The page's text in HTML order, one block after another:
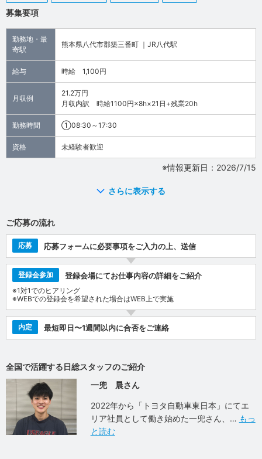
募集要項
勤務地・最
寄駅
熊本県八代市郡築三番町 ｜JR八代駅
給与 時給 1,100円
月収例
21.2万円
月収内訳 時給1100円×8h×21日+残業20h
勤務時間 ①08:30～17:30
資格 未経験者歓迎
※情報更新日：2026/7/15
さらに表示する
ご応募の流れ
応募 応募フォームに必要事項をご入力の上、送信
登録会参加 登録会場にてお仕事内容の詳細をご紹介
※1対1でのヒアリング
※WEBでの登録会を希望された場合はWEB上で実施
内定 最短即日〜1週間以内に合否をご連絡
全国で活躍する日総スタッフのご紹介
一兜 晨さん
2022年から「トヨタ自動車東日本」にてエ
リア社員として働き始めた一兜さん、
もっ
と読む